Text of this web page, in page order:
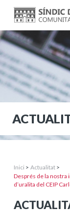
Inici > Actualitat >
Després de la nostra
d’uralita del CEIP